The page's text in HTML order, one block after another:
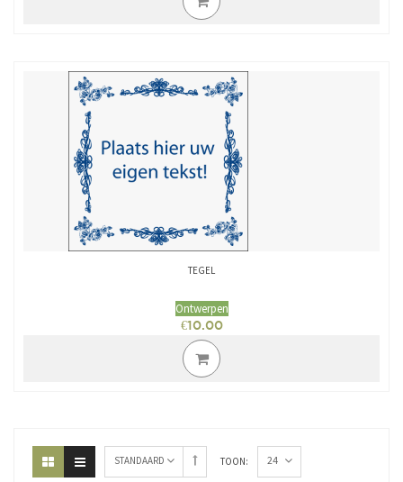
TEGEL
Ontwerpen
€10.00
STANDAARD TOON: 24